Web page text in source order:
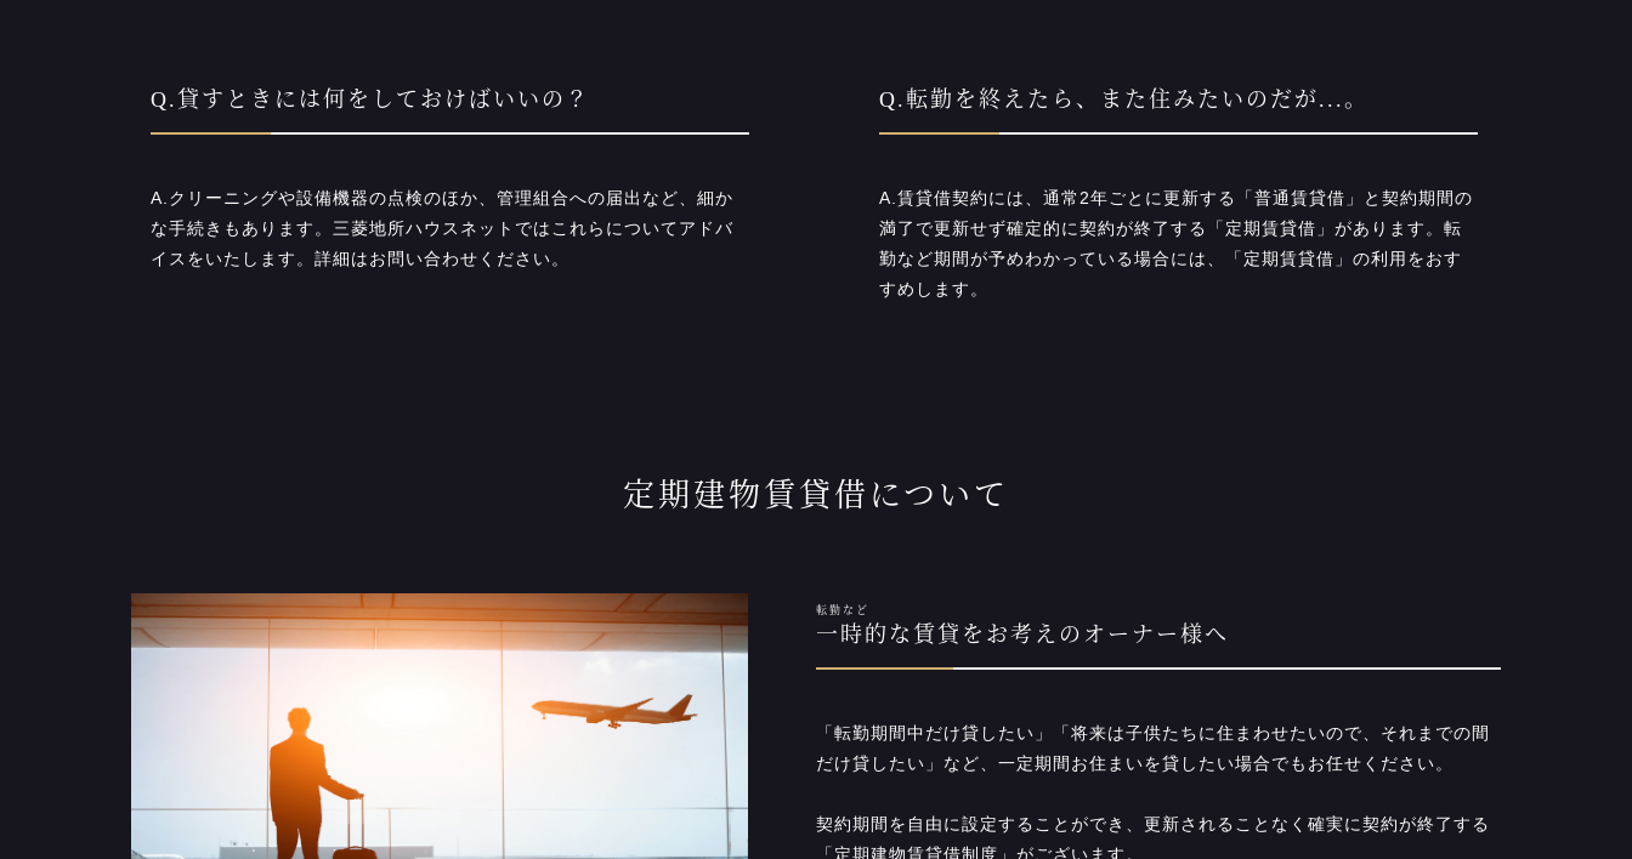
Q.貸すときには何をしておけばいいの？
A.クリーニングや設備機器の点検のほか、管理組合への届出など、細か
な手続きもあります。三菱地所ハウスネットではこれらについてアドバ
イスをいたします。詳細はお問い合わせください。
Q.転勤を終えたら、また住みたいのだが...。
A.賃貸借契約には、通常2年ごとに更新する「普通賃貸借」と契約期間の
満了で更新せず確定的に契約が終了する「定期賃貸借」があります。転
勤など期間が予めわかっている場合には、「定期賃貸借」の利用をおす
すめします。
定期建物賃貸借について
転勤など
一時的な賃貸をお考えのオーナー様へ
「転勤期間中だけ貸したい」「将来は子供たちに住まわせたいので、それまでの間
だけ貸したい」など、一定期間お住まいを貸したい場合でもお任せください。
契約期間を自由に設定することができ、更新されることなく確実に契約が終了する
「定期建物賃貸借制度」がございます。